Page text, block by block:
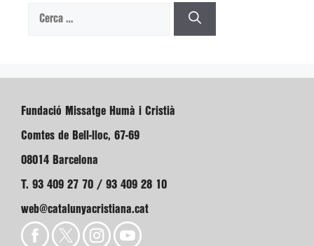
Cerca:
Fundació Missatge Humà i Cristià
Comtes de Bell-lloc, 67-69
08014 Barcelona
T. 93 409 27 70 / 93 409 28 10
web@catalunyacristiana.cat